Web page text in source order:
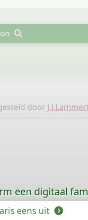
door
een digitaal
eens uit